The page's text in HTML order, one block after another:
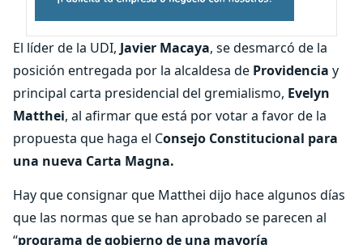
El líder de la UDI, Javier Macaya, se desmarcó de la
posición entregada por la alcaldesa de Providencia y
principal carta presidencial del gremialismo, Evelyn
Matthei, al afirmar que está por votar a favor de la
propuesta que haga el Consejo Constitucional para
una nueva Carta Magna.
Hay que consignar que Matthei dijo hace algunos días
que las normas que se han aprobado se parecen al
“programa de gobierno de una mayoría